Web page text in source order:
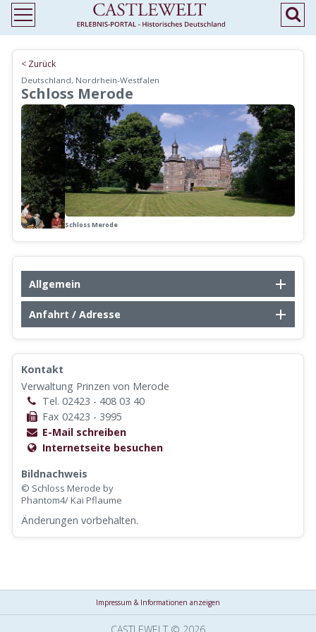
< Zurück
Deutschland, Nordrhein-Westfalen
Schloss Merode
Schloss Merode
Allgemein
Anfahrt / Adresse
Kontakt
Verwaltung Prinzen von Merode
Tel. 02423 - 408 03 40
Fax 02423 - 3995
E-Mail schreiben
Internetseite besuchen
Bildnachweis
© Schloss Merode by
Phantom4/ Kai Pflaume
Änderungen vorbehalten.
Impressum & Informationen anzeigen